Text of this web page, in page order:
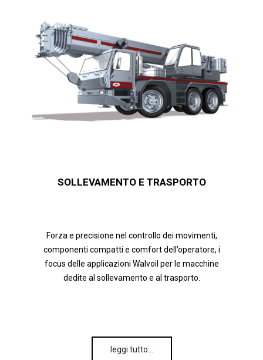
SOLLEVAMENTO E TRASPORTO
Forza e precisione nel controllo dei movimenti,
componenti compatti e comfort dell’operatore, i
focus delle applicazioni Walvoil per le macchine
dedite al sollevamento e al trasporto.
leggi tutto…